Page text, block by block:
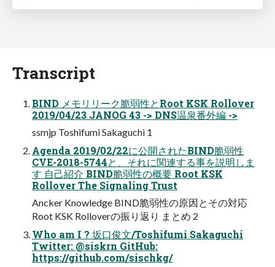
Transcript
BIND メモリリーク脆弱性とRoot KSK Rollover
2019/04/23 JANOG 43 -> DNS温泉番外編 ->
ssmjp Toshifumi Sakaguchi 1
Agenda 2019/02/22に公開されたBIND脆弱性
CVE-2018-5744と、それに関連する事を説明しま
す ⾃⼰紹介 BIND脆弱性の概要 Root KSK
Rollover The Signaling Trust
Ancker Knowledge BIND脆弱性の原因とその対応
Root KSK Rolloverの振り返り まとめ 2
Who am I ? 坂⼝俊⽂/Toshifumi Sakaguchi
Twitter: @siskrn GitHub:
https://github.com/sischkg/